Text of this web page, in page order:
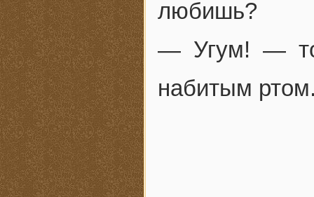
любишь?
— Угум! —
набитым